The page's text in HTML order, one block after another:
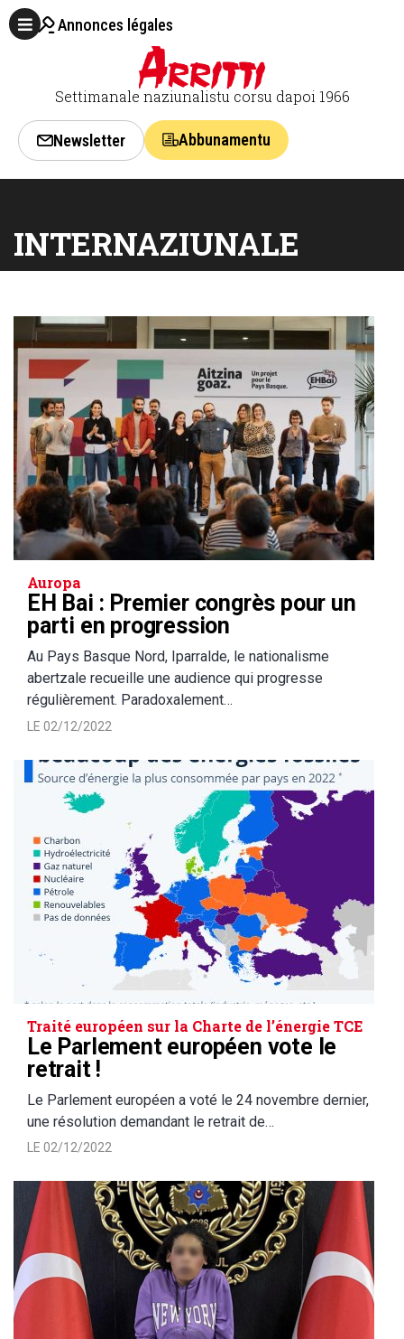
Annonces légales
Settimanale naziunalistu corsu dapoi 1966
Newsletter Abbunamentu
INTERNAZIUNALE
Auropa
EH Bai : Premier congrès pour un
parti en progression
Au Pays Basque Nord, Iparralde, le nationalisme
abertzale recueille une audience qui progresse
régulièrement. Paradoxalement…
LE 02/12/2022
Traité européen sur la Charte de l’énergie TCE
Le Parlement européen vote le
retrait !
Le Parlement européen a voté le 24 novembre dernier,
une résolution demandant le retrait de…
LE 02/12/2022